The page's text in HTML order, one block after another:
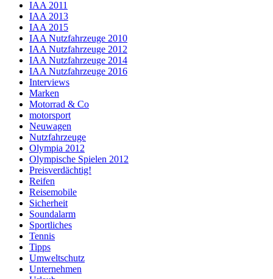
IAA 2011
IAA 2013
IAA 2015
IAA Nutzfahrzeuge 2010
IAA Nutzfahrzeuge 2012
IAA Nutzfahrzeuge 2014
IAA Nutzfahrzeuge 2016
Interviews
Marken
Motorrad & Co
motorsport
Neuwagen
Nutzfahrzeuge
Olympia 2012
Olympische Spielen 2012
Preisverdächtig!
Reifen
Reisemobile
Sicherheit
Soundalarm
Sportliches
Tennis
Tipps
Umweltschutz
Unternehmen